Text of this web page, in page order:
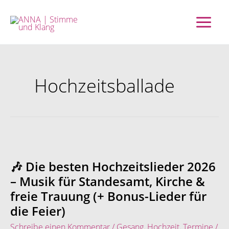
Inhalt
springen
Hochzeitsballade
🎶 Die besten Hochzeitslieder 2026
– Musik für Standesamt, Kirche &
freie Trauung (+ Bonus-Lieder für
die Feier)
besten
Hochzeitslieder
2026
–
Musik
für